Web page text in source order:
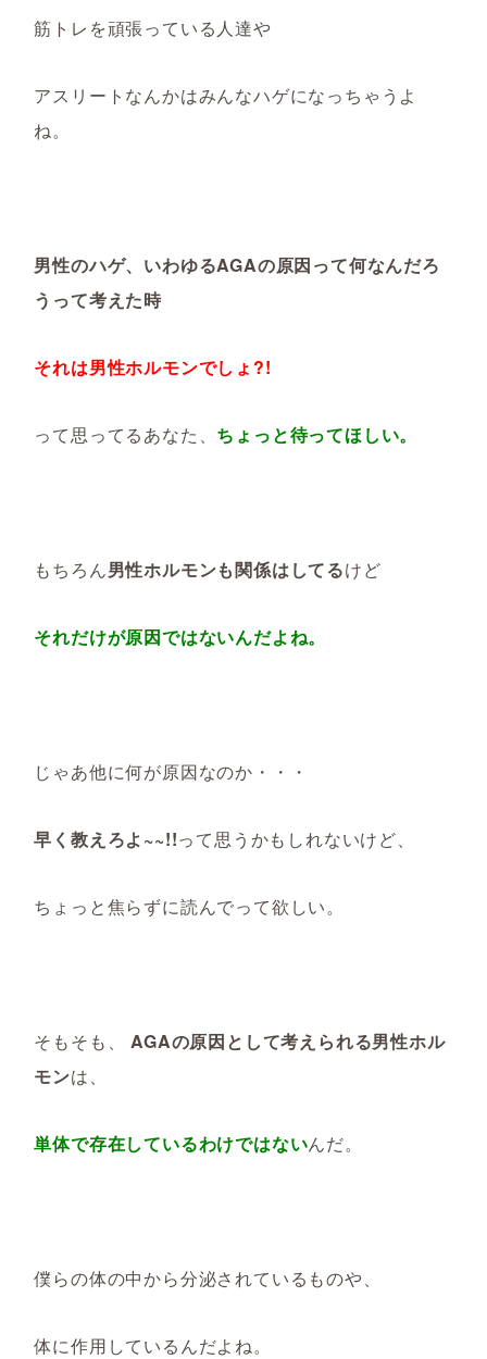
筋トレを頑張っている人達や
アスリートなんかはみんなハゲになっちゃうよ
ね。
男性のハゲ、いわゆるAGAの原因って何なんだろ
うって考えた時
それは男性ホルモンでしょ?!
って思ってるあなた、 ちょっと待ってほしい。
もちろん男性ホルモンも関係はしてるけど
それだけが原因ではないんだよね。
じゃあ他に何が原因なのか・・・
早く教えろよ~~!!って思うかもしれないけど、
ちょっと焦らずに読んでって欲しい。
そもそも、AGAの原因として考えられる男性ホル
モンは、
単体で存在しているわけではないんだ。
僕らの体の中から分泌されているものや、
体に作用しているんだよね。